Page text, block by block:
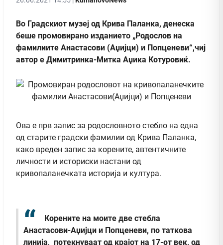
Во Градскиот музеј од Крива Паланка, денеска
беше промовирано изданието „Родослов на
фамилиите Анастасови (Аџијци) и Попценеви“,чиј
автор е Димитринка-Митка Аџика Котуровиќ.
Ова е прв запис за родословното стебло на една
од старите градски фамилии од Крива Паланка,
како вреден запис за корените, автентичните
личности и историски настани од
кривопаланечката историја и култура.
Корените на моите две стебла
Анастасови-Аџијци и Попценеви, по таткова
линија, потекнуваат од крајот на 17-от век, од